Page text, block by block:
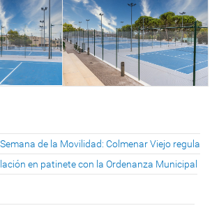
de la Movilidad: Colmenar Viejo regula
en patinete con la Ordenanza Municipal